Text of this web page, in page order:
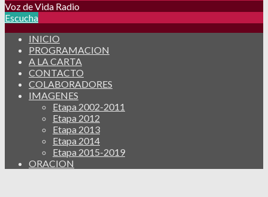
Voz de Vida Radio
Escucha
INICIO
PROGRAMACION
A LA CARTA
CONTACTO
COLABORADORES
IMAGENES
Etapa 2002-2011
Etapa 2012
Etapa 2013
Etapa 2014
Etapa 2015-2019
ORACION